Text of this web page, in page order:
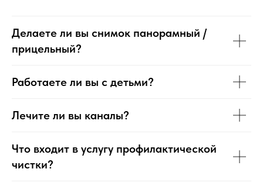
Делаете ли вы снимок панорамный /
прицельный?
Работаете ли вы с детьми?
Лечите ли вы каналы?
Что входит в услугу профилактической
чистки?